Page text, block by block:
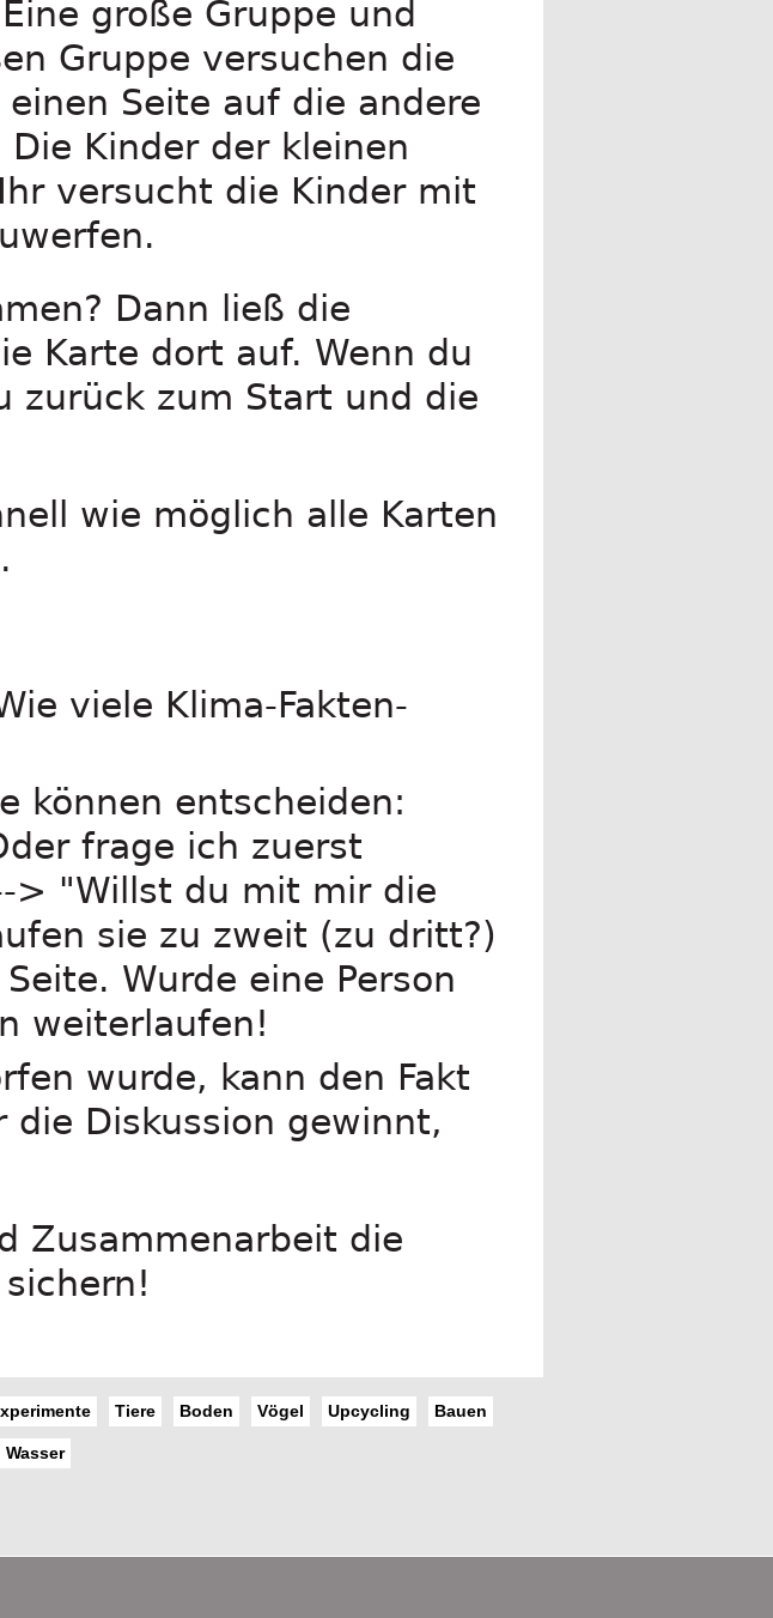
große Gruppe und
Gruppe versuchen die
Seite auf die andere
Kinder der kleinen
versucht die Kinder mit
Dann ließ die
Karte dort auf. Wenn du
zurück zum Start und die
wie möglich alle Karten
viele Klima-Fakten-
können entscheiden:
frage ich zuerst
> "Willst du mit mir die
sie zu zweit (zu dritt?)
Wurde eine Person
weiterlaufen!
wurde, kann den Fakt
die Diskussion gewinnt,
Zusammenarbeit die
Tiere Boden Vögel Upcycling Bauen
Wasser